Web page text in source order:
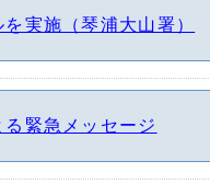
実施（琴浦大山署）
緊急メッセージ